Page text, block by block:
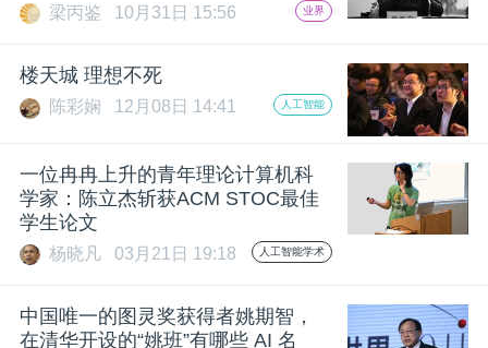
公
开
课
梁丙鉴 10月31日 15:56 业界
楼天城 理想不死
陈彩娴 12月08日 14:41 人工智能
一位冉冉上升的青年理论计算机科
学家：陈立杰斩获ACM STOC最佳
学生论文
杨晓凡 03月21日 19:18 人工智能学术
中国唯一的图灵奖获得者姚期智，
在清华开设的“姚班”有哪些 AI 名